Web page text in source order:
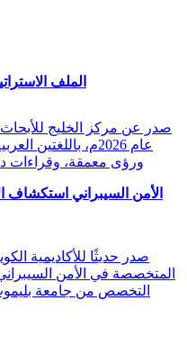
الملف
صدر عن مركز الخليج للأبحاث
عام 2026م،
ورؤى معمقة، وقراءات
الأمن السيبراني استكشاف
المتخصصة في الأمن
التخصص من جامعة